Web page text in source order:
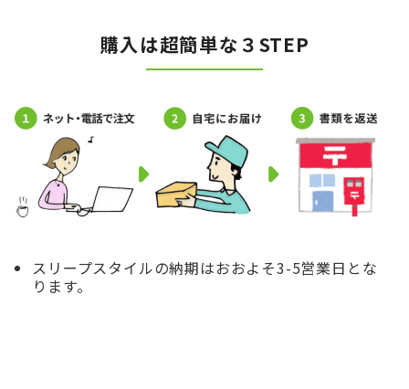
購入は超簡単な３STEP
スリープスタイルの納期はおおよそ3-5営業日とな
ります。